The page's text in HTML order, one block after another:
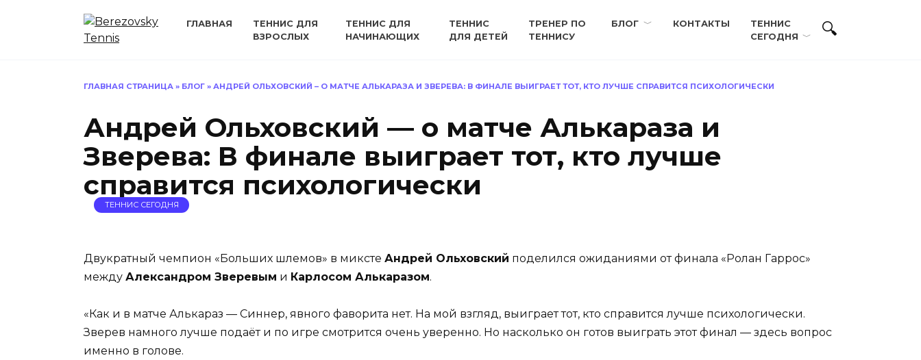
ГЛАВНАЯ
ТЕННИС ДЛЯ
ВЗРОСЛЫХ
ТЕННИС ДЛЯ
НАЧИНАЮЩИХ
ТЕННИС
ДЛЯ ДЕТЕЙ
ТРЕНЕР ПО
ТЕННИСУ
БЛОГ КОНТАКТЫ
ТЕННИС
СЕГОДНЯ
ГЛАВНАЯ СТРАНИЦА » БЛОГ » АНДРЕЙ ОЛЬХОВСКИЙ – О МАТЧЕ АЛЬКАРАЗА И ЗВЕРЕВА: В ФИНАЛЕ ВЫИГРАЕТ ТОТ, КТО ЛУЧШЕ СПРАВИТСЯ ПСИХОЛОГИЧЕСКИ
Андрей Ольховский — о матче Алькараза и
Зверева: В финале выиграет тот, кто лучше
справится психологически
ТЕННИС СЕГОДНЯ
Двукратный чемпион «Больших шлемов» в миксте Андрей Ольховский поделился ожиданиями от финала «Ролан Гаррос»
между Александром Зверевым и Карлосом Алькаразом.
«Как и в матче Алькараз — Синнер, явного фаворита нет. На мой взгляд, выиграет тот, кто справится лучше психологически.
Зверев намного лучше подаёт и по игре смотрится очень уверенно. Но насколько он готов выиграть этот финал — здесь вопрос
именно в голове.